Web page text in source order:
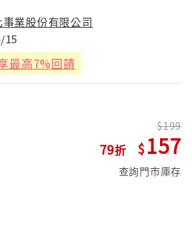
業股份有限公司
15
最高7%回饋
79
199
157
查詢門市庫存